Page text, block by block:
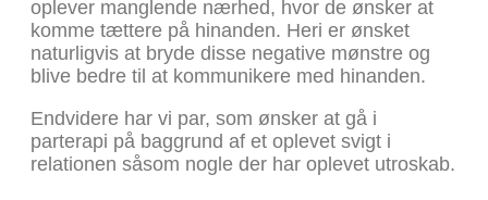
oplever manglende nærhed, hvor de ønsker at
komme tættere på hinanden. Heri er ønsket
naturligvis at bryde disse negative mønstre og
blive bedre til at kommunikere med hinanden.
Endvidere har vi par, som ønsker at gå i
parterapi på baggrund af et oplevet svigt i
relationen såsom nogle der har oplevet utroskab.